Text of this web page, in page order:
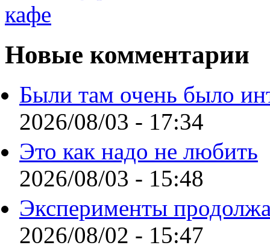
Новые комментарии
Были там очень было
2026/08/03 - 17:34
Это как надо не любить
2026/08/03 - 15:48
Эксперименты
2026/08/02 - 15:47